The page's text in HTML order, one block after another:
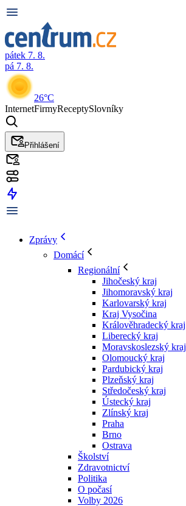
pátek 7. 8.
pá 7. 8.
26°C
InternetFirmyReceptySlovníky
Přihlášení
Zprávy
Domácí
Regionální
Jihočeský kraj
Jihomoravský kraj
Karlovarský kraj
Kraj Vysočina
Králověhradecký kraj
Liberecký kraj
Moravskoslezský kraj
Olomoucký kraj
Pardubický kraj
Plzeňský kraj
Středočeský kraj
Ústecký kraj
Zlínský kraj
Praha
Brno
Ostrava
Školství
Zdravotnictví
Politika
O počasí
Volby 2026